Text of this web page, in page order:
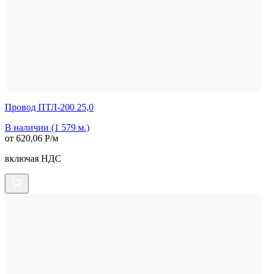
Провод ПТЛ-200 25,0
В наличии (1 579 м.)
от 620,06 Р/м
включая НДС